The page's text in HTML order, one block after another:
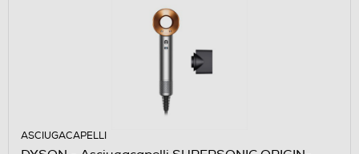
ASCIUGACAPELLI